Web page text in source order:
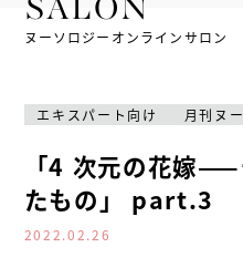
SALON
ヌーソロジーオンラインサロン
エキスパート向け 月刊ヌ
「4 次元の花嫁
たもの」 part.3
2022.02.26